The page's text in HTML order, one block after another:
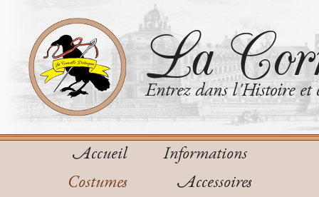
La
Entrez dans l'Histoire et
Accueil
Informations
Costumes
Accessoires